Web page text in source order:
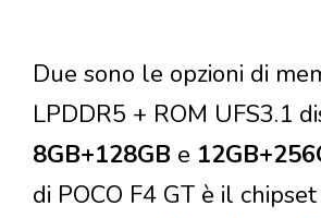
Due sono le opzioni di
LPDDR5 + ROM UFS3.1
8GB+128GB e
di POCO F4 GT è il